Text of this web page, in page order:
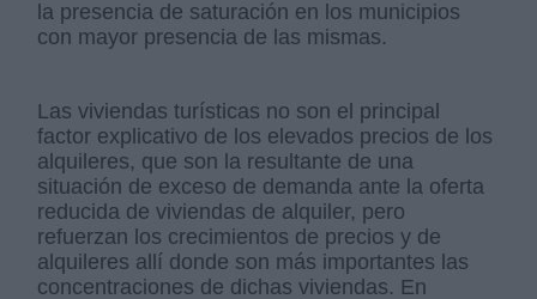
la presencia de saturación en los municipios
con mayor presencia de las mismas.
Las viviendas turísticas no son el principal
factor explicativo de los elevados precios de los
alquileres, que son la resultante de una
situación de exceso de demanda ante la oferta
reducida de viviendas de alquiler, pero
refuerzan los crecimientos de precios y de
alquileres allí donde son más importantes las
concentraciones de dichas viviendas. En